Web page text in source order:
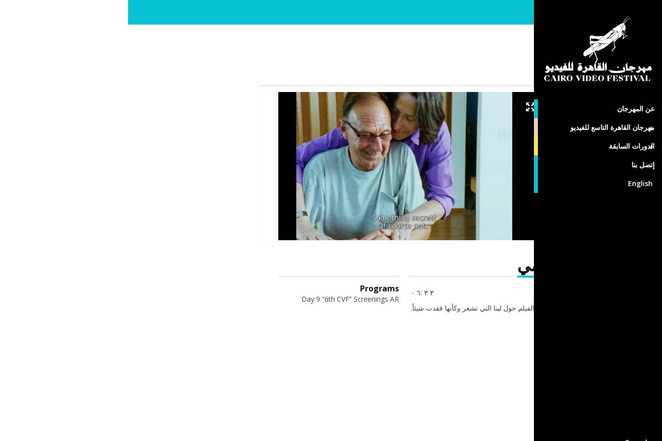
عن المهرجان
مهرجان القاهرة التاسع للفيديو
الدورات السابقة
إتصل بنا
English
جويل أوتيو
فنلندا
لا تبكي علي يا أمي
٣ ٣ :٦ ٠
يدور الفيلم حول لينا التي تشعر وكأنها فقدت شيئاً.
Programs
Day 9 “6th CVF” Screenings AR